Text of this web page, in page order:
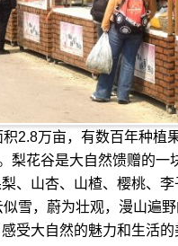
万亩，有数百年种植
梨花谷是大自然馈赠的一
、山杏、山楂、樱桃、
雪，蔚为壮观，漫山遍
受大自然的魅力和生活的